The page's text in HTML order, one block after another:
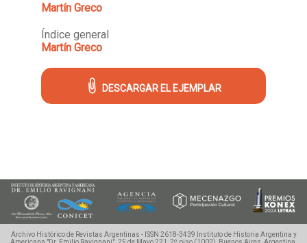
Martín Greco
Índice general
Martín Greco
DESCARGAR EL EJEMPLAR
Archivo Histórico de Revistas Argentinas - ISSN 2618-3439
Instituto de Historia Argentina y